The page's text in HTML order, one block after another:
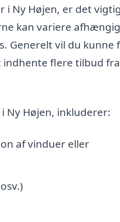
i Ny Højen, er det
kan variere
Generelt vil du kunne
indhente flere tilbud fra
Ny Højen, inkluderer:
af vinduer eller